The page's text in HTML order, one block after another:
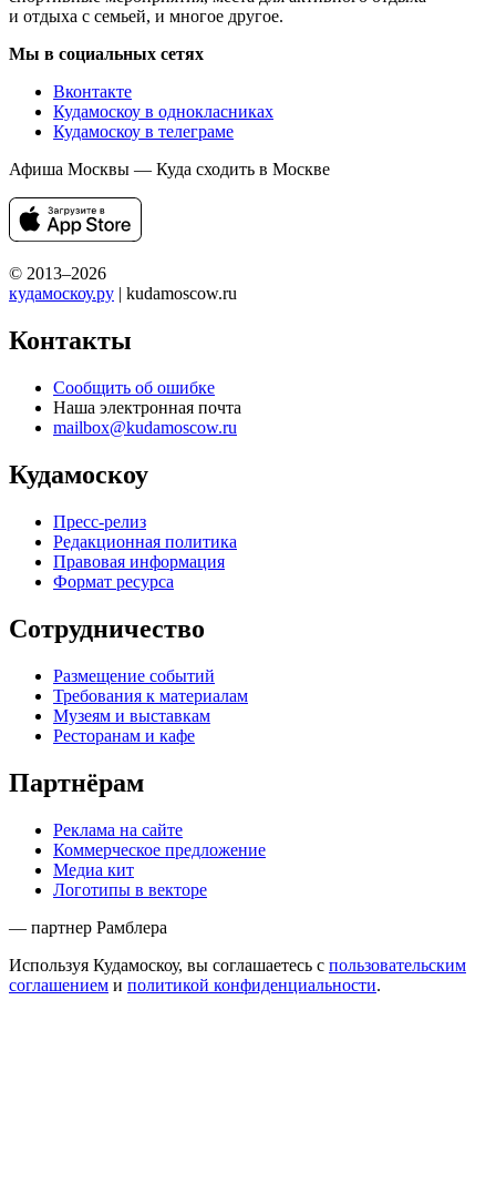
и отдыха с семьей, и многое другое.
Мы в социальных сетях
Вконтакте
Кудамоскоу в однокласниках
Кудамоскоу в телеграме
Афиша Москвы — Куда сходить в Москве
© 2013–2026
кудамоскоу.ру | kudamoscow.ru
Контакты
Сообщить об ошибке
Наша электронная почта
mailbox@kudamoscow.ru
Кудамоскоу
Пресс-релиз
Редакционная политика
Правовая информация
Формат ресурса
Сотрудничество
Размещение событий
Требования к материалам
Музеям и выставкам
Ресторанам и кафе
Партнёрам
Реклама на сайте
Коммерческое предложение
Медиа кит
Логотипы в векторе
— партнер Рамблера
Используя Кудамоскоу, вы соглашаетесь с пользовательским
соглашением и политикой конфиденциальности.